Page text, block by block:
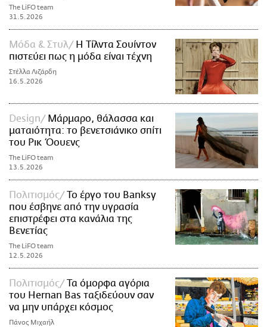
The LiFO team
31.5.2026
Μόδα & Στυλ
Η Τίλντα Σουίντον
πιστεύει πως η μόδα είναι τέχνη
Στέλλα Λιζάρδη
16.5.2026
Design
Μάρμαρο, θάλασσα και
ματαιότητα: το βενετσιάνικο σπίτι
του Ρικ Όουενς
The LiFO team
13.5.2026
Πολιτισμός
Το έργο του Banksy
που έσβηνε από την υγρασία
επιστρέφει στα κανάλια της
Βενετίας
The LiFO team
12.5.2026
Πολιτισμός
Τα όμορφα αγόρια
του Hernan Bas ταξιδεύουν σαν
να μην υπάρχει κόσμος
Πάνος Μιχαήλ